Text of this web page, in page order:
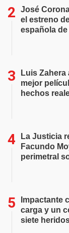
José
el estreno
española
Luis
mejor
hechos
La Justicia
Facundo
perimetral
Impactante
carga y un
siete